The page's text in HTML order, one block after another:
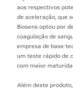
aos respectivos
de aceleração, que
Biosens optou por
coagulação de
empresa de base
um teste rápido de
com maior
Além deste